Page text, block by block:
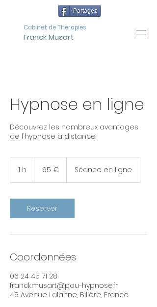
Partagez
Franck Musart
Cabinet de Thérapies
Hypnose en ligne
Découvrez les nombreux avantages
de l'hypnose à distance.
1 h 65 € Séance en ligne
Réserver
Coordonnées
06 24 45 71 28
franck.musart@pau-hypnose.fr
45 Avenue Lalanne, Billère, France